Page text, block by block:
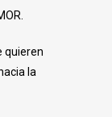
quieren
la